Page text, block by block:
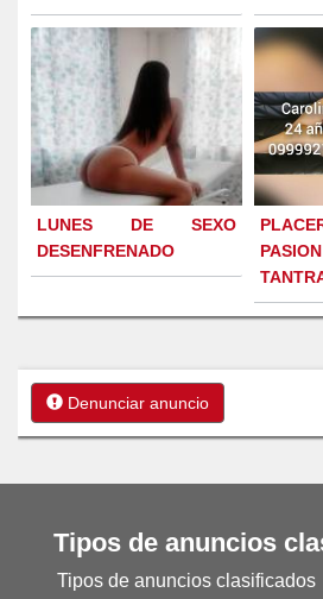
LUNES DE SEXO
DESENFRENADO
Denunciar anuncio
Tipos de anuncios
Tipos de anuncios clasificados